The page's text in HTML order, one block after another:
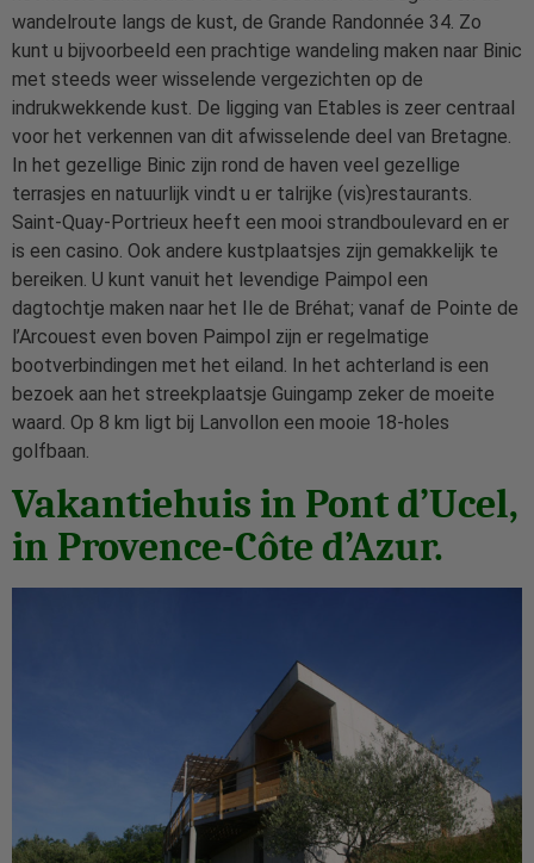
wandelroute langs de kust, de Grande Randonnée 34. Zo
kunt u bijvoorbeeld een prachtige wandeling maken naar Binic
met steeds weer wisselende vergezichten op de
indrukwekkende kust. De ligging van Etables is zeer centraal
voor het verkennen van dit afwisselende deel van Bretagne.
In het gezellige Binic zijn rond de haven veel gezellige
terrasjes en natuurlijk vindt u er talrijke (vis)restaurants.
Saint-Quay-Portrieux heeft een mooi strandboulevard en er
is een casino. Ook andere kustplaatsjes zijn gemakkelijk te
bereiken. U kunt vanuit het levendige Paimpol een
dagtochtje maken naar het Ile de Bréhat; vanaf de Pointe de
l’Arcouest even boven Paimpol zijn er regelmatige
bootverbindingen met het eiland. In het achterland is een
bezoek aan het streekplaatsje Guingamp zeker de moeite
waard. Op 8 km ligt bij Lanvollon een mooie 18-holes
golfbaan.
Vakantiehuis in Pont d’Ucel,
in Provence-Côte d’Azur.